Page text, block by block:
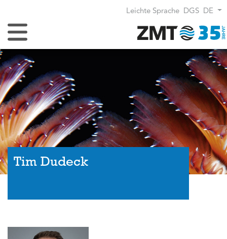
Leichte Sprache DGS DE
Navigation umschalten
Tim Dudeck